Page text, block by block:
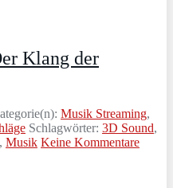
Klang der
Musik Streaming,
Schlagwörter: 3D Sound,
, Musik Keine Kommentare